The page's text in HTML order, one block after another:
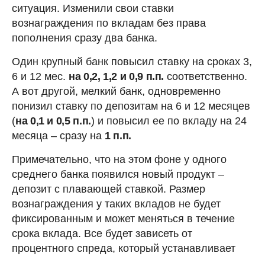
ситуация. Изменили свои ставки
вознаграждения по вкладам без права
пополнения сразу два банка.
Один крупный банк повысил ставку на сроках 3,
6 и 12 мес. на 0,2, 1,2 и 0,9 п.п. соответственно.
А вот другой, мелкий банк, одновременно
понизил ставку по депозитам на 6 и 12 месяцев
(на 0,1 и 0,5 п.п.) и повысил ее по вкладу на 24
месяца – сразу на 1 п.п.
Примечательно, что на этом фоне у одного
среднего банка появился новый продукт –
депозит с плавающей ставкой. Размер
вознаграждения у таких вкладов не будет
фиксированным и может меняться в течение
срока вклада. Все будет зависеть от
процентного спреда, который устанавливает